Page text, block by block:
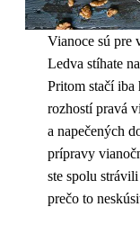
Vianoce sú pre
Ledva stíhate
Pritom stačí iba
rozhostí pravá
a napečených
prípravy
ste spolu
prečo to